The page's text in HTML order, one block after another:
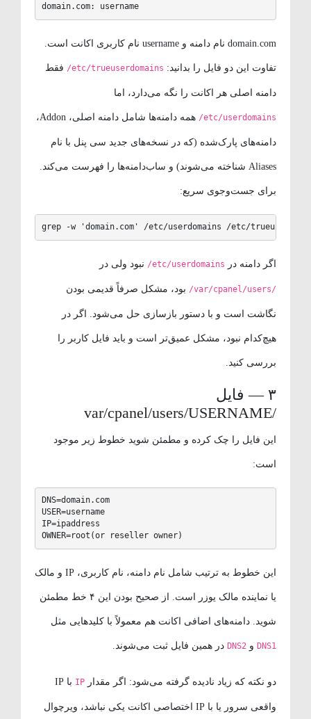
domain.com: username
domain.com نام دامنه و username نام کاربری اکانت است.
تفاوت این دو فایل را بدانید:/etc/trueuserdomainsفقط
دامنه اصلی هر اکانت را نگه می‌دارد، اما
/etc/userdomains همه دامنه‌ها شامل دامنه اصلی، Addon،
دامنه‌های پارک‌شده (که در نسخه‌های جدید سی پنل با نام
Aliases شناخته می‌شوند) و ساب‌دامنه‌ها را فهرست می‌کند.
برای جست‌وجوی سریع:
grep -w 'domain.com' /etc/userdomains /etc/
اگر دامنه در/etc/userdomainsنبود ولی در
/var/cpanel/users/بود، مشکل صرفاً قدیمی بودن
نگاشت است و با دستور بازسازی حل می‌شود. اگر در
هیچ‌کدام نبود، مشکل عمیق‌تر است و باید فایل کاربر را
بررسی کنید.
۳ — فایل
این فایل را چک کرده و مطمئن شوید خطوط زیر موجود
است:
DNS=domain.com
USER=username
IP=ipaddress
OWNER=root(or reseller owner)
این خطوط به ترتیب شامل نام دامنه، نام کاربری، IP و مالک
یا نماینده مالک یوزر است. از صحیح بودن این ۴ خط مطمئن
شوید. دامنه‌های اضافی اکانت هم معمولاً با کلیدهایی مثل
DNS1وDNS2در همین فایل ثبت می‌شوند.
دو نکته که زیاد نادیده گرفته می‌شود: اگر مقدارIP با IP
واقعی سرور یا با IP اختصاصی اکانت یکی نباشد، ویرچوال